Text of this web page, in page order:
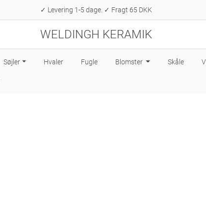
✓ Levering 1-5 dage. ✓ Fragt 65 DKK
WELDINGH KERAMIK
Søjler Hvaler Fugle Blomster Skåle